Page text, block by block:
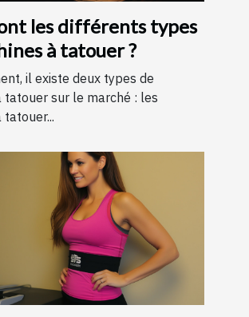
les différents types
à tatouer ?
il existe deux types de
tatouer sur le marché : les
tatouer...